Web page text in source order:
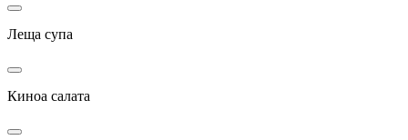
Леща супа
Киноа салата